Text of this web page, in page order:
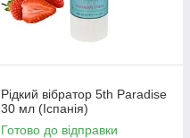
Рідкий вібратор 5th Paradise
30 мл (Іспанія)
Готово до відправки